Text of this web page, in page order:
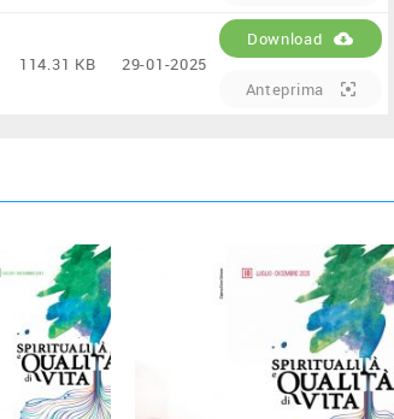
114.31 KB 29-01-2025
Download
Anteprima